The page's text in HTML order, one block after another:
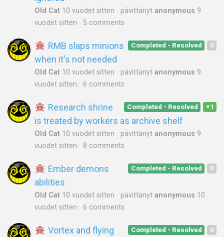
Old Cat 10 vuodet sitten pävittänyt anonymous 9
vuodet sitten
5 comments
0
Completed - Resolved
RMB slaps minions
when it's not needed
Old Cat 10 vuodet sitten pävittänyt anonymous 9
vuodet sitten
6 comments
+1
Completed - Resolved
Research shrine
is treated by workers as archive shelf
Old Cat 10 vuodet sitten pävittänyt anonymous 9
vuodet sitten
8 comments
0
Completed - Resolved
Ember demons
abilities
Old Cat 10 vuodet sitten pävittänyt anonymous 10
vuodet sitten
6 comments
0
Completed - Resolved
Vortex and flying